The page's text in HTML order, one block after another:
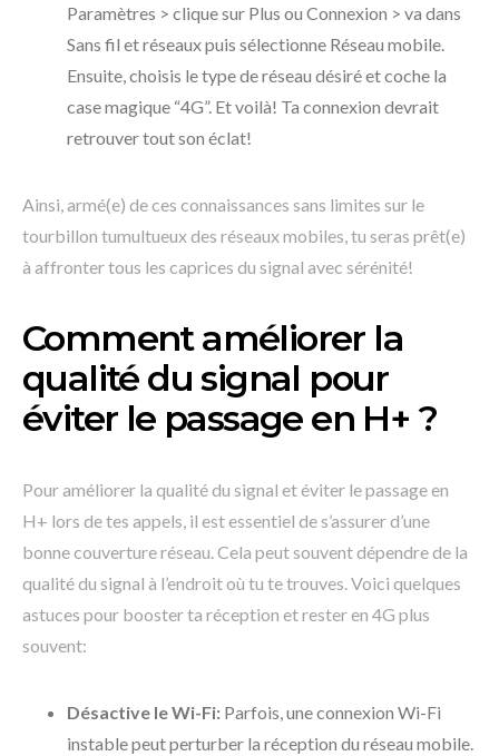
Paramètres > clique sur Plus ou Connexion > va dans
Sans fil et réseaux puis sélectionne Réseau mobile.
Ensuite, choisis le type de réseau désiré et coche la
case magique “4G”. Et voilà! Ta connexion devrait
retrouver tout son éclat!
Ainsi, armé(e) de ces connaissances sans limites sur le
tourbillon tumultueux des réseaux mobiles, tu seras prêt(e)
à affronter tous les caprices du signal avec sérénité!
Comment améliorer la
qualité du signal pour
éviter le passage en H+ ?
Pour améliorer la qualité du signal et éviter le passage en
H+ lors de tes appels, il est essentiel de s’assurer d’une
bonne couverture réseau. Cela peut souvent dépendre de la
qualité du signal à l’endroit où tu te trouves. Voici quelques
astuces pour booster ta réception et rester en 4G plus
souvent:
Désactive le Wi-Fi: Parfois, une connexion Wi-Fi
instable peut perturber la réception du réseau mobile.